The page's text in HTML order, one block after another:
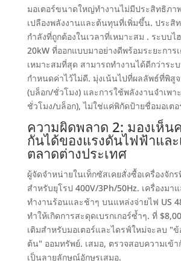
มอเตอร์ขนาดใหญ่ทำงานไม่มีประสิทธิภ
เปลืองพลังงานและต้นทุนที่เพิ่มขึ้น. ประสิ
กำลังที่ถูกต้องในเวลาที่เหมาะสม . ระบบ
20kW ที่ออกแบบมาอย่างดีพร้อมระยะกา
เหมาะสมที่สุด สามารถทำงานได้ดีกว่าระ
กำหนดค่าไว้ไม่ดี. มุ่งเน้นไปที่ผลลัพธ์ที่พิสู
(บล็อก/ชั่วโมง) และการใช้พลังงานจำเพา
ชั่วโมง/บล็อก), ไม่ใช่แค่พิกัดป้ายชื่อมอเต
ความผิดพลาด 2: มองเห็น
กันได้ของแรงดันไฟฟ้าแล
ตลาดต่างประเทศ
ผู้จัดจำหน่ายในเท็กซัสเคยสั่งซื้อเครื่องจัก
สำหรับยุโรป 400V/3Ph/50Hz. เครื่องมา
ทำงานร้อนและช้าๆ บนแหล่งจ่ายไฟ US
ทำให้เกิดการสะดุดเบรกเกอร์ซ้ำๆ. ที่
เติมสำหรับมอเตอร์และไดรฟ์ใหม่จะลบ "
ต้น" ออมทรัพย์. เสมอ, ตรวจสอบความเข้
เป็นลายลักษณ์อักษรเสมอ.